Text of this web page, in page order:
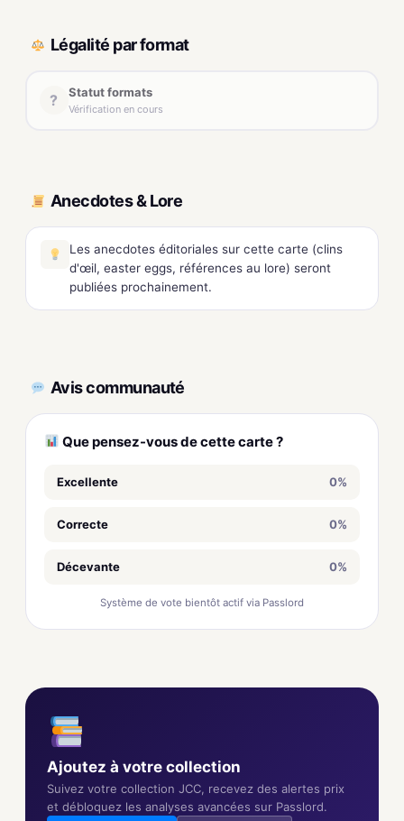
Légalité par format
? Statut formats
Vérification en cours
Anecdotes & Lore
Les anecdotes éditoriales sur cette carte (clins
d'œil, easter eggs, références au lore) seront
publiées prochainement.
Avis communauté
Que pensez-vous de cette carte ?
Excellente 0%
Correcte 0%
Décevante 0%
Système de vote bientôt actif via Passlord
Ajoutez à votre collection
Suivez votre collection JCC, recevez des alertes prix
et débloquez les analyses avancées sur Passlord.